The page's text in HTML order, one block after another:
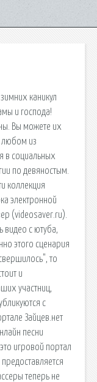
каникул
и господа!
Вы можете их
любом из
в социальных
по девяностым.
коллекция
электронной
(videosaver.ru).
видео с ютуба,
этого сценария
то
и
участниц,
с
Зайцев.нет
песни
игровой портал
теперь не